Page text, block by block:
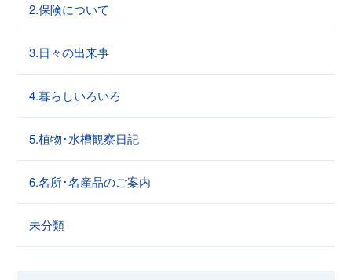
2.保険について
3.日々の出来事
4.暮らしいろいろ
5.植物･水槽観察日記
6.名所･名産品のご案内
未分類